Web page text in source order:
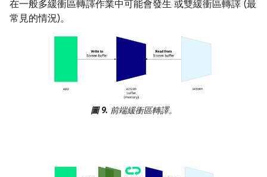
在一般多緩衝區轉譯作業中可能會發生 或雙緩衝區轉譯 (最
常見的情況)。
圖 9. 前端緩衝區轉譯。